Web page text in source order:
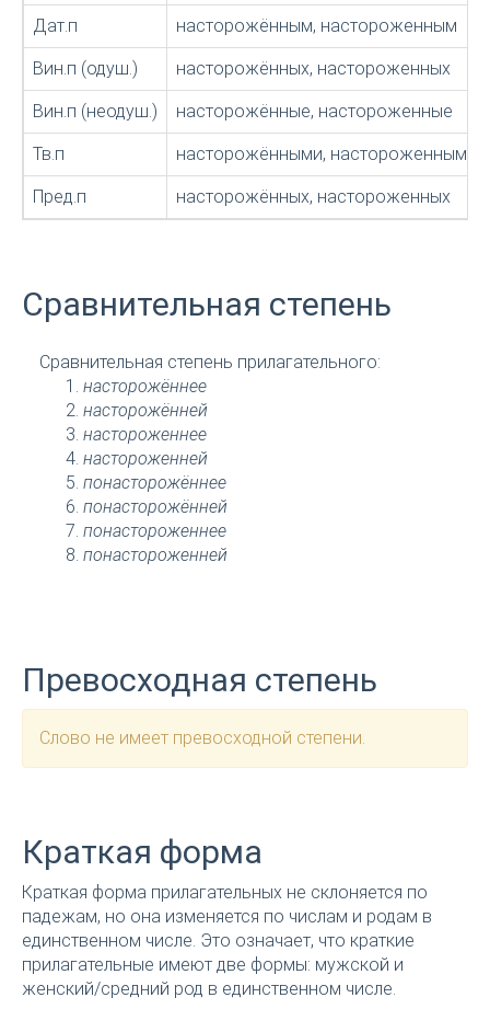
Дат.п насторожённым, настороженным
Вин.п (одуш.) насторожённых, настороженных
Вин.п (неодуш.) насторожённые, настороженные
Тв.п насторожёнными, настороженными
Пред.п насторожённых, настороженных
Сравнительная степень
Сравнительная степень прилагательного:
насторожённее
насторожённей
настороженнее
настороженней
понасторожённее
понасторожённей
понастороженнее
понастороженней
Превосходная степень
Слово не имеет превосходной степени.
Краткая форма
Краткая форма прилагательных не склоняется по
падежам, но она изменяется по числам и родам в
единственном числе. Это означает, что краткие
прилагательные имеют две формы: мужской и
женский/средний род в единственном числе.